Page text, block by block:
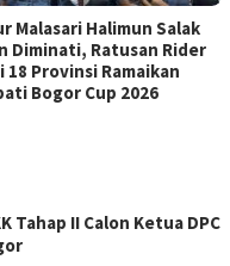
Malasari Halimun Salak
Diminati, Ratusan Rider
18 Provinsi Ramaikan
Bogor Cup 2026
Tahap II Calon Ketua DPC